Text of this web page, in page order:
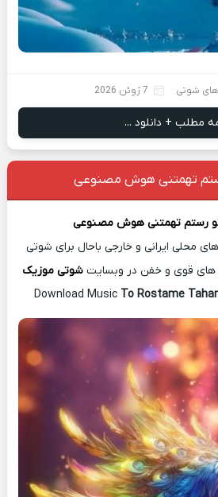
شوتی 7 ژوئن 2026
مطلب + دانلود ...
تهمتنی هوش مصنوعی
رستم تهمتنی هوش مصنوعی
محلی ایرانی و خارجی باحال برای شوتی
های قوی و خفن در وبسایتشوتی موزیک
Download Music To Rostame